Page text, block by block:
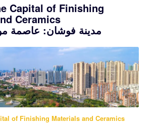
Capital of Finishing
Ceramics
مدينة فوشان: عاصمة
of Finishing Materials and Ceramics